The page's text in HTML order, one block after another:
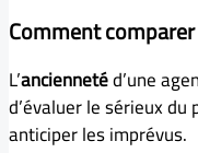
Comment
L’anciennetéd’une
d’évaluer le sérieux
anticiper les imprévus.